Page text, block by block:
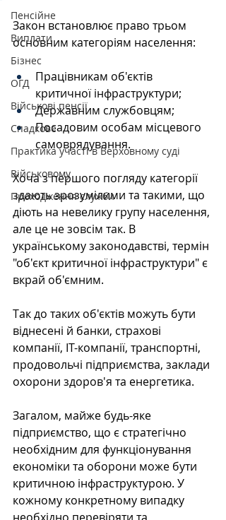
Пенсійне
Виплати
Бізнес
ОГД
Військові пенсії
Спадкове
Практика участі в Верховному суді
Військовому
Проходження служби
Закон встановлює право трьом
основним категоріям населення:
Працівникам об'єктів
критичної інфраструктури;
Державним службовцям;
Посадовим особам місцевого
самоврядування.
Хоча з першого погляду категорії
здають зрозумілими та такими, що
діють на невелику групу населення,
але це не зовсім так. В
українському законодавстві, термін
"об'єкт критичної інфраструктури" є
вкрай об'ємним.
Так до таких об'єктів можуть бути
віднесені й банки, страхові
компанії, IT-компанії, транспортні,
продовольчі підприємства, заклади
охорони здоров'я та енергетика.
Загалом, майже будь-яке
підприємство, що є стратегічно
необхідним для функціонування
економіки та оборони може бути
критичною інфраструктурою. У
кожному конкретному випадку